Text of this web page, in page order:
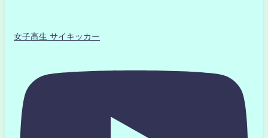
女子高生 サイキッカー